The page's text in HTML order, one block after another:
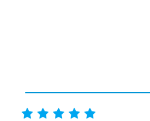
    